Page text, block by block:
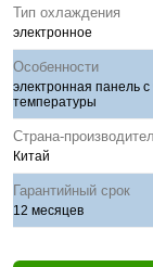
Тип охлаждения
электронное
Особенности
электронная панель
температуры
Страна-
Китай
Гарантийный срок
12 месяцев